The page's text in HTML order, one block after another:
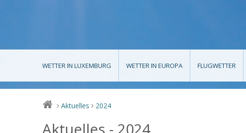
WETTER IN LUXEMBURG WETTER IN EUROPA FLUGWETTER
> Aktuelles > 2024
Aktuelles - 2024